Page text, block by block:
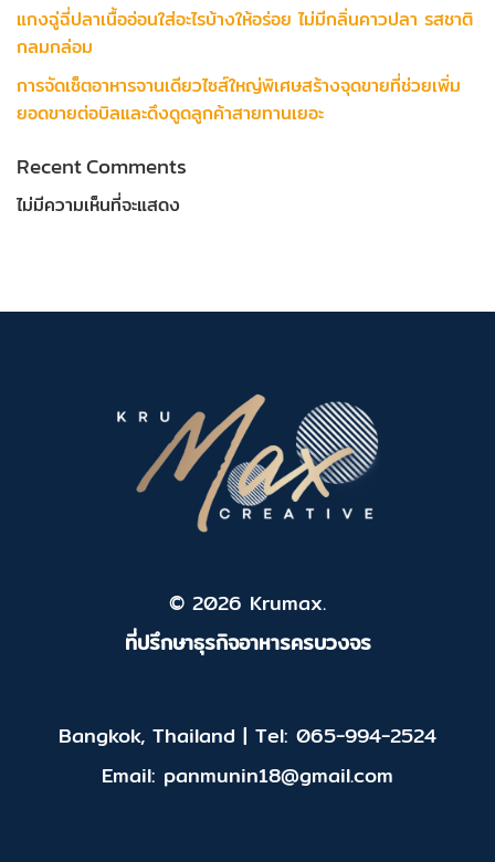
แกงฉู่ฉี่ปลาเนื้ออ่อนใส่อะไรบ้างให้อร่อย ไม่มีกลิ่นคาวปลา รสชาติ
กลมกล่อม
การจัดเซ็ตอาหารจานเดียวไซส์ใหญ่พิเศษสร้างจุดขายที่ช่วยเพิ่ม
ยอดขายต่อบิลและดึงดูดลูกค้าสายทานเยอะ
Recent Comments
ไม่มีความเห็นที่จะแสดง
© 2026 Krumax.
ที่ปรึกษาธุรกิจอาหารครบวงจร
Bangkok, Thailand | Tel: 065-994-2524
Email: panmunin18@gmail.com